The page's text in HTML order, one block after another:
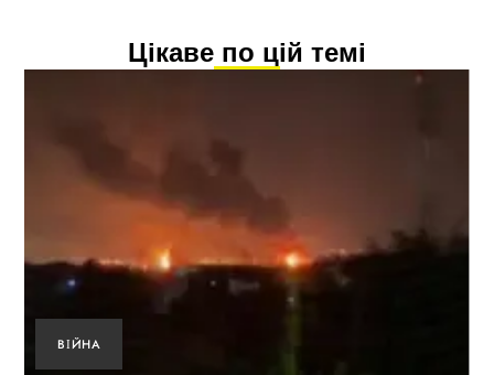
Цікаве по цій темі
ВІЙНА